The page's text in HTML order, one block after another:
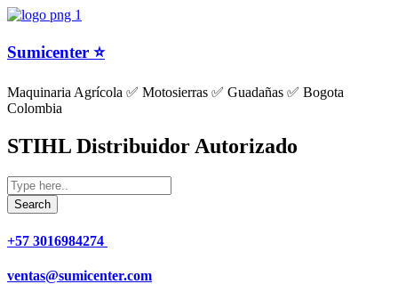
Sumicenter ⭐
Maquinaria Agrícola ✅ Motosierras ✅ Guadañas ✅ Bogota
Colombia
STIHL Distribuidor Autorizado
+57 3016984274 ​
ventas@sumicenter.com